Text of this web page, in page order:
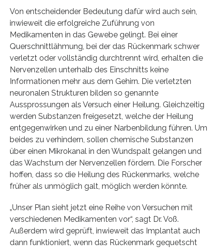
Von entscheidender Bedeutung dafür wird auch sein,
inwieweit die erfolgreiche Zuführung von
Medikamenten in das Gewebe gelingt. Bei einer
Querschnittlähmung, bei der das Rückenmark schwer
verletzt oder vollständig durchtrennt wird, erhalten die
Nervenzellen unterhalb des Einschnitts keine
Informationen mehr aus dem Gehirn. Die verletzten
neuronalen Strukturen bilden so genannte
Aussprossungen als Versuch einer Heilung. Gleichzeitig
werden Substanzen freigesetzt, welche der Heilung
entgegenwirken und zu einer Narbenbildung führen. Um
beides zu verhindern, sollen chemische Substanzen
über einen Mikrokanal in den Wundspalt gelangen und
das Wachstum der Nervenzellen fördern. Die Forscher
hoffen, dass so die Heilung des Rückenmarks, welche
früher als unmöglich galt, möglich werden könnte.
„Unser Plan sieht jetzt eine Reihe von Versuchen mit
verschiedenen Medikamenten vor“, sagt Dr. Voß.
Außerdem wird geprüft, inwieweit das Implantat auch
dann funktioniert, wenn das Rückenmark gequetscht